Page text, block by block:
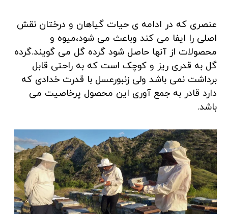
عنصری که در ادامه ی حیات گیاهان و درختان نقش
اصلی را ایفا می کند وباعث می شود،میوه و
محصولات از آنها حاصل شود گرده گل می گویند.گرده
گل به قدری ریز و کوچک است که به راحتی قابل
برداشت نمی باشد ولی زنبورعسل با قدرت خدادی که
دارد قادر به جمع آوری این محصول پرخاصیت می
باشد.